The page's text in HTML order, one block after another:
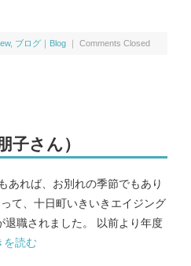
, ブログ｜Blog ｜ Comments Closed
子さん）
あれば、お別れの季節でもあり
て、十日町いきいきエイジング
職されました。 以前より年度
読む